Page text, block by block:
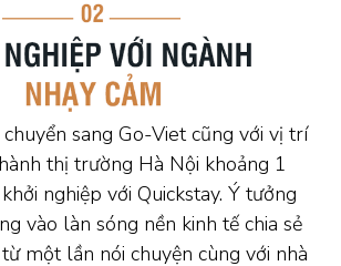
sang Go-Viet cũng với vị trí
thị trường Hà Nội khoảng 1
nghiệp với Quickstay. Ý tưởng
vào làn sóng nền kinh tế chia sẻ
một lần nói chuyện cùng với nhà